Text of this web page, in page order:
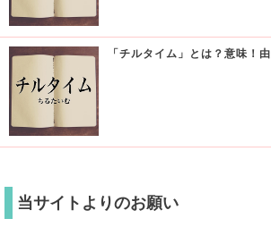
「チルタイム」とは？意味！
当サイトよりのお願い